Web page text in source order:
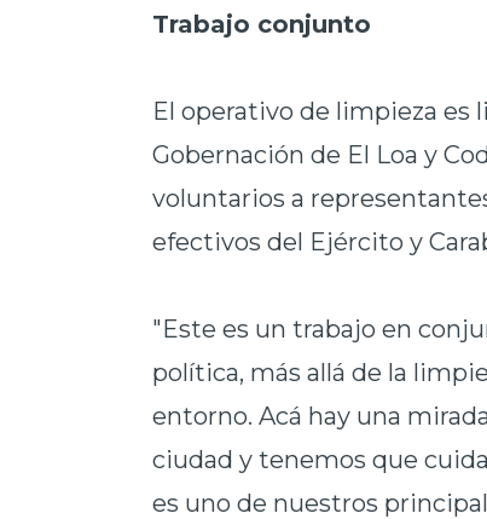
Trabajo conjunto
El operativo de limpieza es
Gobernación de El Loa y
voluntarios a
efectivos del Ejército y
"Este es un trabajo en
política, más allá de la
entorno. Acá hay una
ciudad y tenemos que
es uno de nuestros